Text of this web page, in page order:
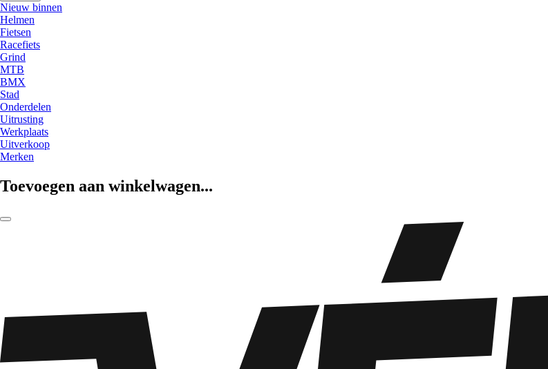
Nieuw binnen
Helmen
Fietsen
Racefiets
Grind
MTB
BMX
Stad
Onderdelen
Uitrusting
Werkplaats
Uitverkoop
Merken
Toevoegen aan winkelwagen...